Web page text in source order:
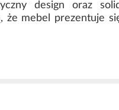
design oraz
że mebel prezentuje